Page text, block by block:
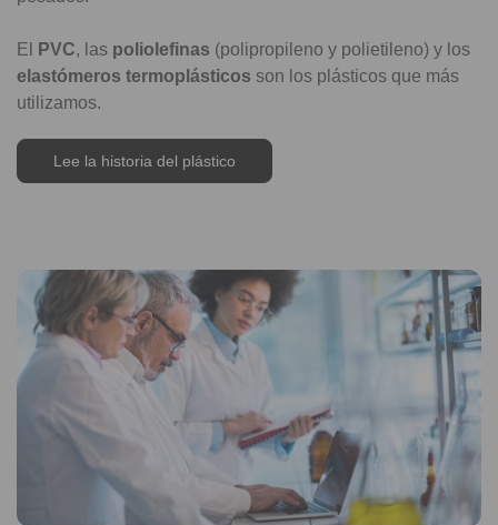
El PVC, las poliolefinas (polipropileno y polietileno) y los
elastómeros termoplásticos son los plásticos que más
utilizamos.
Lee la historia del plástico